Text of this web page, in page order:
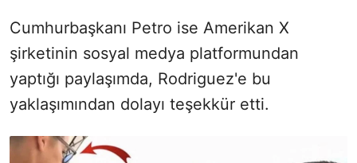
Cumhurbaşkanı Petro ise Amerikan X
şirketinin sosyal medya platformundan
yaptığı paylaşımda, Rodriguez'e bu
yaklaşımından dolayı teşekkür etti.